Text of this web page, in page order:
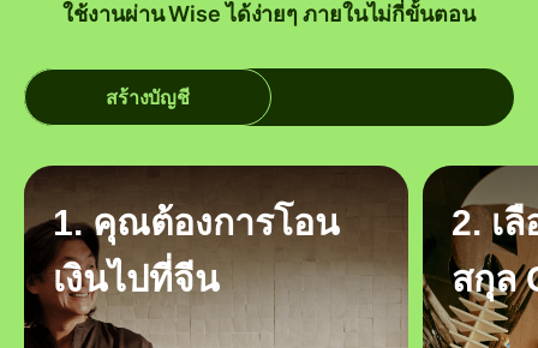
ใช้งานผ่าน Wise ได้ง่ายๆ ภายในไม่กี่ขั้นตอน
สร้างบัญชี
1. คุณต้องการโอน
เงินไปที่จีน
2. เ
สกุล